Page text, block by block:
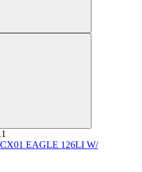
EAGLE 126LI W/